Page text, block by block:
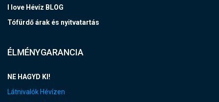
I love Hévíz BLOG
Tófürdő árak és nyitvatartás
ÉLMÉNYGARANCIA
NE HAGYD KI!
Látnivalók Hévízen